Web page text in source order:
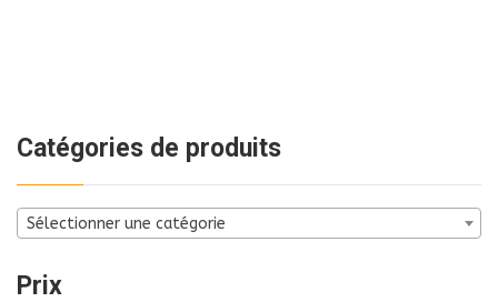
Catégories de produits
Sélectionner une catégorie
Prix